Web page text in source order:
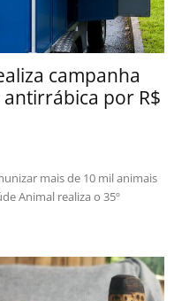
campanha
por R$
Animal realiza o 35º